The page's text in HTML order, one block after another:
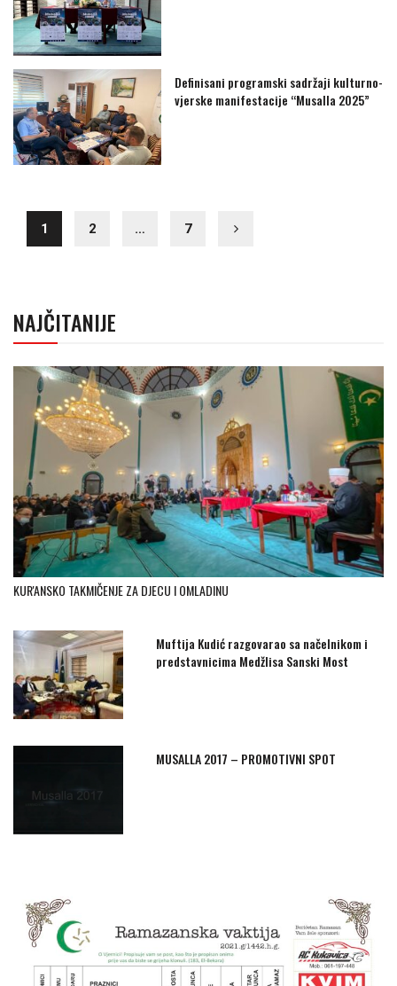
Definisani programski sadržaji kulturno-
vjerske manifestacije “Musalla 2025”
1 2 … 7
NAJČITANIJE
KUR'ANSKO TAKMIČENJE ZA DJECU I OMLADINU
Muftija Kudić razgovarao sa načelnikom i
predstavnicima Medžlisa Sanski Most
MUSALLA 2017 – PROMOTIVNI SPOT